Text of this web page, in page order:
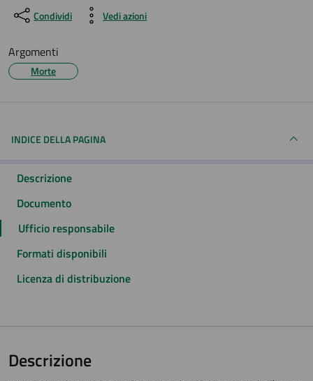
Condividi Vedi azioni
Argomenti
Morte
INDICE DELLA PAGINA
Descrizione
Documento
Ufficio responsabile
Formati disponibili
Licenza di distribuzione
Descrizione